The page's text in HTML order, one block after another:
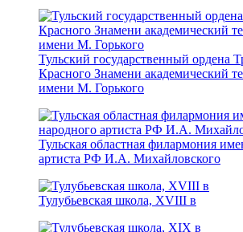
Тульский государственный ордена
Красного Знамени академический
имени М. Горького
Тульская областная филармония
артиста РФ И.А. Михайловского
Тулубьевская школа, ХVIII в